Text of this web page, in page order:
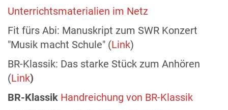
Unterrichtsmaterialien im Netz
Fit fürs Abi: Manuskript zum SWR Konzert
"Musik macht Schule" (Link)
BR-Klassik: Das starke Stück zum Anhören
(Link)
BR-Klassik Handreichung von BR-Klassik